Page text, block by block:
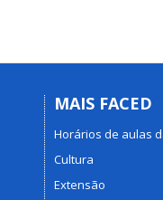
MAIS FACED
Horários de aulas
Cultura
Extensão